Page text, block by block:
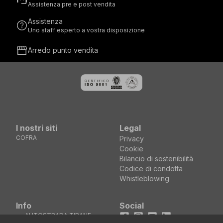
Assistenza pre e post vendita
helpAssistenza
Uno staff esperto a vostra disposizione
storefrontArredo punto vendita
I nostri siti
COFRA
Legal
Privacy
Cookie
Bilancio di sostenibilità
Codice di condotta
Whistleblowing
Info
AUTOSTRADA TIRANE
Social
Facebook
Instagram
Youtube
LinkedIn